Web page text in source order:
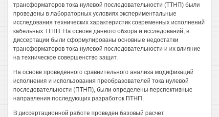
трансформаторов тока нулевой последовательности (ТТНП) были
проведены в лабораторных условиях экспериментальные
исследования технических характеристик современных исполнений
кабельных ТТНП. На основе данного обзора и исследований, в
диссертации были сформулированы основные недостатки
трансформаторов тока нулевой последовательности и их влияние
на техническое совершенство защит.
На основе проведенного сравнительного анализа модификаций
исполнения и использования преобразователей тока нулевой
последовательности (ПТНП), были определены перспективные
направления последующих разработок ПТНП.
В диссертационной работе проведен базовый расчет